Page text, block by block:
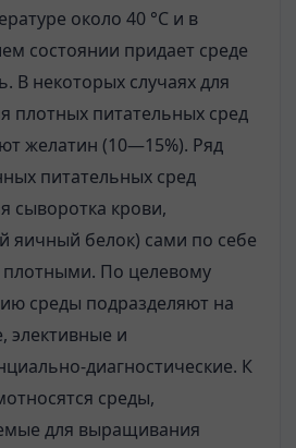
около 40 °С и в
состоянии придает среде
В некоторых случаях для
плотных питательных сред
желатин (10—15%). Ряд
питательных сред
сыворотка крови,
яичный белок) сами по себе
плотными. По целевому
среды подразделяют на
элективные и
диагностические. К
среды,
для выращивания